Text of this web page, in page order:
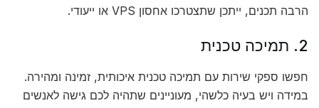
הרבה תכנים, ייתכן שתצטרכו אחסון VPS או ייעודי.
2. תמיכה טכנית
חפשו ספקי שירות עם תמיכה טכנית איכותית, זמינה ומהירה.
במידה ויש בעיה כלשהי, מעוניינים שתהיה לכם גישה לאנשים